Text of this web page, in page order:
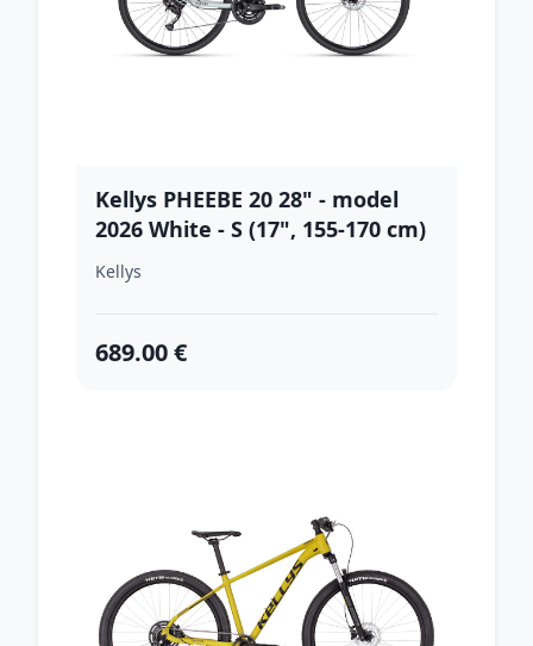
Kellys PHEEBE 20 28" - model
2026 White - S (17", 155-170 cm)
Kellys
689.00 €